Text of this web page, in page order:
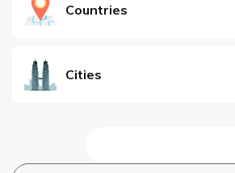
Countries
Cities